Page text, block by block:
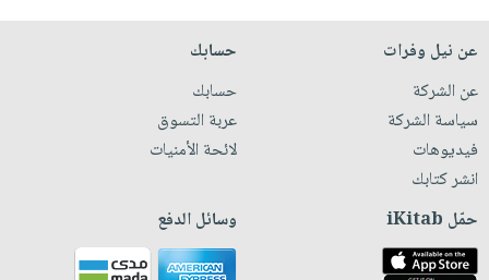
عن نيل وفرات
عن الشركة
سياسة الشركة
فيديوهات
انشر كتابك
حسابك
حسابك
عربة التسوق
لائحة الأمنيات
حمّل iKitab وسائل الدفع